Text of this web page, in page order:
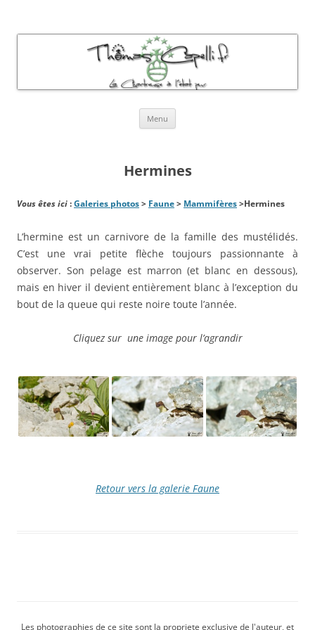
Menu
Hermines
Vous êtes ici:Galeries photos> Faune> Mammifères>Hermines
L’hermine est un carnivore de la famille des mustélidés.
C’est une vrai petite flèche toujours passionnante à
observer. Son pelage est marron (et blanc en dessous),
mais en hiver il devient entièrement blanc à l’exception du
bout de la queue qui reste noire toute l’année.
Cliquez sur une image pour l’agrandir
Retour vers la galerie Faune
Les photographies de ce site sont la propriete exclusive de l'auteur, et